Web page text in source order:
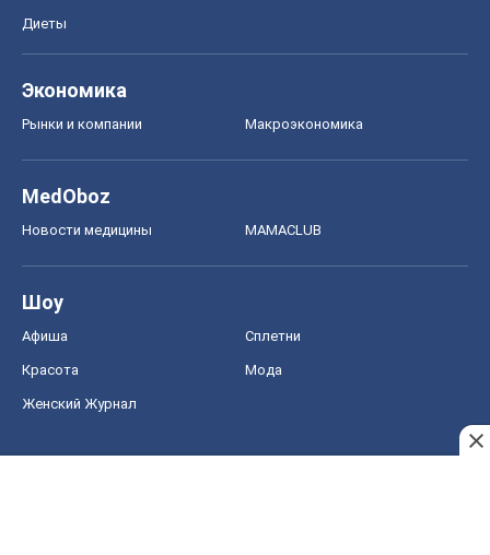
Диеты
Экономика
Рынки и компании Mакроэкономика
MedOboz
Новости медицины MAMACLUB
Шоу
Афиша Сплетни
Красота Мода
Женский Журнал